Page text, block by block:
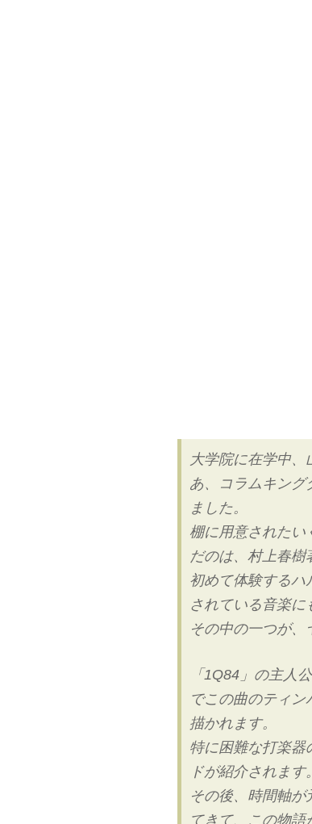
大学院に在学中
あ、コラムキング
ました。
棚に用意されたい
だのは、村上春樹
初めて体験するハ
されている音楽に
その中の一つが、
「1Q84」の主人
でこの曲のティ
描かれます。
特に困難な打楽器
ドが紹介されます。
その後、時間軸
てきて、この物